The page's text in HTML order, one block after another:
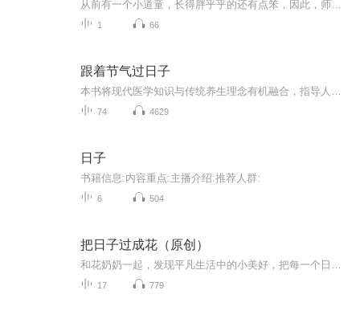
1 66
跟着节气过日子
74 4629
日子
书籍信息:内容重点:主播介绍:推荐人群:
6 504
把日子过成花（原创）
17 779